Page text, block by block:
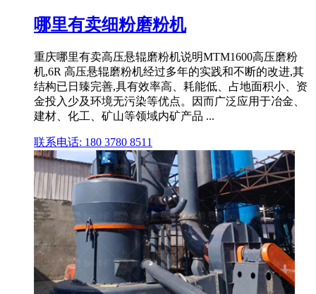
哪里有卖细粉磨粉机
重庆哪里有卖高压悬辊磨粉机说明MTM1600高压磨粉
机,6R 高压悬辊磨粉机经过多年的实践和不断的改进,其
结构已日臻完善,具有效率高、耗能低、占地面积小、资
金投入少及环境无污染等优点。因而广泛应用于冶金、
建材、化工、矿山等领域内矿产品 ...
联系电话: 180 3780 8511